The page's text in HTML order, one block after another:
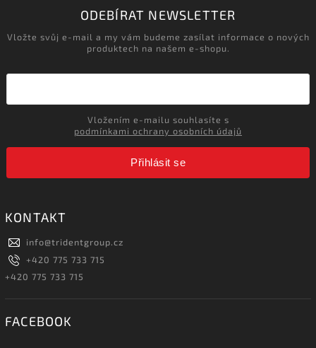
ODEBÍRAT NEWSLETTER
Vložte svůj e-mail a my vám budeme zasílat informace o nových
produktech na našem e-shopu.
podmínkami ochrany osobních údajů
Přihlásit se
KONTAKT
info@tridentgroup.cz
+420 775 733 715
+420 775 733 715
FACEBOOK